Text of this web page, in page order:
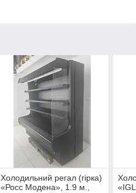
Холодильний регал (гірка)
«Росс Модена», 1.9 м.,